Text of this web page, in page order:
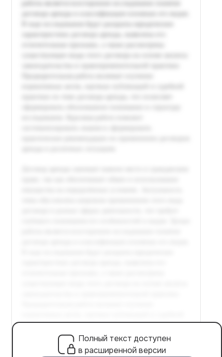
Полный текст доступен
в расширенной версии